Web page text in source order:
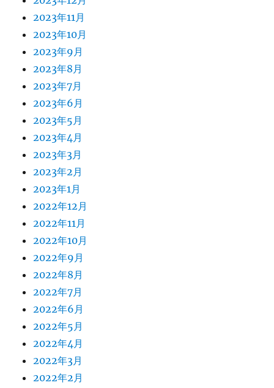
2023年11月
2023年10月
2023年9月
2023年8月
2023年7月
2023年6月
2023年5月
2023年4月
2023年3月
2023年2月
2023年1月
2022年12月
2022年11月
2022年10月
2022年9月
2022年8月
2022年7月
2022年6月
2022年5月
2022年4月
2022年3月
2022年2月